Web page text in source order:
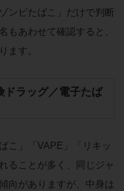
ンビたばこ」だけで判断
もあわせて確認すると、
ます。
ドラッグ／電子たば
こ」「VAPE」「リキッ
ることが多く、同じジャ
向がありますが、中身は